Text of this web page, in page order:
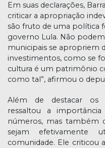
Em suas declarações,
criticar a apropriação
são fruto de uma política
governo Lula. Não
municipais se apropriem
investimentos, como se
cultura é um patrimônio
como tal”, afirmou o
Além de destacar os
ressaltou a
números, mas também
sejam efetivamente
comunidade. Ele criticou